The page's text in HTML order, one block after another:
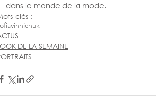
dans le monde de la mode.
clés :
DE LA SEMAINE